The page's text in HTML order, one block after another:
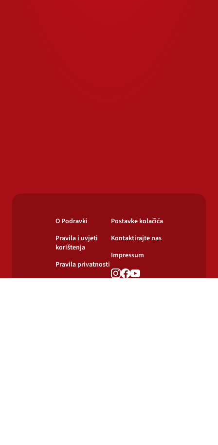
O Podravki
Pravila i uvjeti
korištenja
Pravila privatnosti
Postavke kolačića
Kontaktirajte nas
Impressum